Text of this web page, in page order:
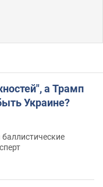
а Трамп
Украине?